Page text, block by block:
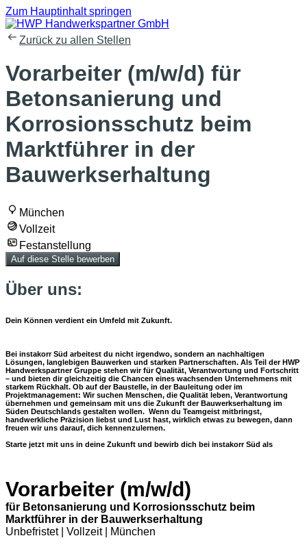
Zum Hauptinhalt springen
Zurück zu allen Stellen
Vorarbeiter (m/w/d) für
Betonsanierung und
Korrosionsschutz beim
Marktführer in der
Bauwerkserhaltung
München
Vollzeit
Festanstellung
Auf diese Stelle bewerben
Über uns:
Dein Können verdient ein Umfeld mit Zukunft.
Bei instakorr Süd arbeitest du nicht irgendwo, sondern an nachhaltigen
Lösungen, langlebigen Bauwerken und starken Partnerschaften. Als Teil derHWP
Handwerkspartner Gruppe stehen wir für Qualität, Verantwortung und Fortschritt
– und bieten dir gleichzeitig die Chancen eines wachsenden Unternehmens mit
starkem Rückhalt. Ob auf der Baustelle, in der Bauleitung oder im
Projektmanagement: Wir suchen Menschen, die Qualität leben, Verantwortung
übernehmen und gemeinsam mit uns die Zukunft der Bauwerkserhaltung im
Süden Deutschlands gestalten wollen. Wenn du Teamgeist mitbringst,
handwerkliche Präzision liebst und Lust hast, wirklich etwas zu bewegen, dann
freuen wir uns darauf, dich kennenzulernen.
Starte jetzt mit uns in deine Zukunft und bewirb dich bei instakorr Süd als
Vorarbeiter (m/w/d)
für Betonsanierung und Korrosionsschutz beim
Marktführer in der Bauwerkserhaltung
Unbefristet | Vollzeit | München